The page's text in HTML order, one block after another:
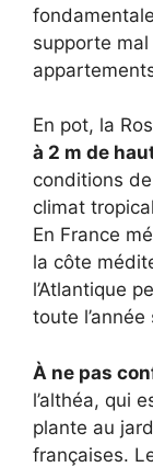
supporte
En pot, la
à 2 m de
conditions
climat
En France
la côte
l’Atlantique
toute
À ne pas
l’althéa, qui
plante au
françaises.